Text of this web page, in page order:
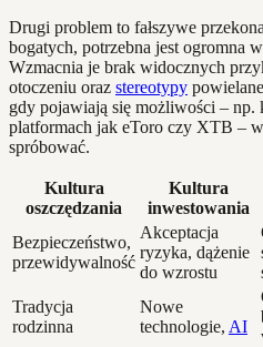
Drugi problem to fałszywe
bogatych, potrzebna jest ogromna
Wzmacnia je brak widocznych
otoczeniu oraz stereotypy
gdy pojawiają się możliwości – np.
platformach jak eToro czy XTB –
spróbować.
Kultura
oszczędzania
Kultura
inwestowania
Bezpieczeństwo,
przewidywalność
Akceptacja
ryzyka, dążenie
do wzrostu
Tradycja
rodzinna
Nowe
technologie, AI